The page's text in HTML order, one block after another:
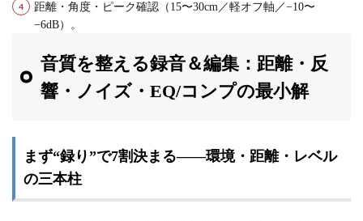
距離・角度・ピーク確認（15〜30cm／軽オフ軸／−10〜
−6dB）。
音質を整える録音＆編集：距離・反
響・ノイズ・EQ/コンプの最小解
まず“録り”で7割決まる——環境・距離・レベル
の三本柱